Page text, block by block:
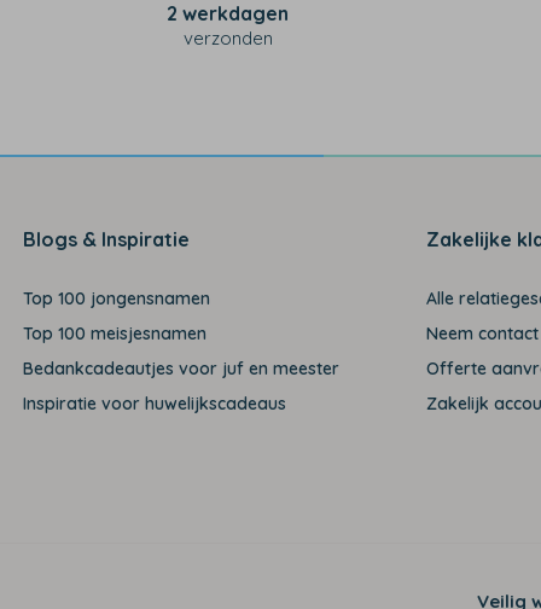
2 werkdagen
verzonden
Blogs & Inspiratie
Top 100 jongensnamen
Top 100 meisjesnamen
Bedankcadeautjes voor juf en meester
Inspiratie voor huwelijkscadeaus
Zakelijke
Alle
Neem
Offerte
Zakelijk
Veilig